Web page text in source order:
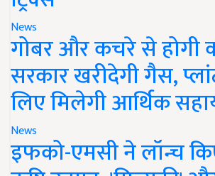
News
गोबर और कचरे से होगी
सरकार खरीदेगी गैस,
लिए मिलेगी आर्थिक
News
इफको-एमसी ने लॉन्च